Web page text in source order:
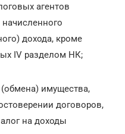
агентов
дохода, кроме
IV разделом НК;
имущества,
договоров,
на доходы